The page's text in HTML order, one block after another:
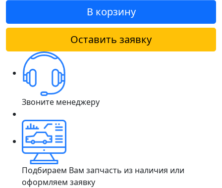
В корзину
Оставить заявку
Звоните менеджеру
Подбираем Вам запчасть из наличия или
оформляем заявку